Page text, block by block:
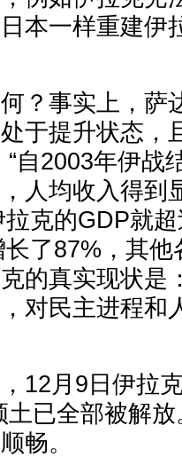
本一样重建伊
？事实上，萨
于提升状态，
自2003年伊战
人均收入得到
克的GDP就
了87%，其
的真实现状是
对民主进程和
12月9日伊拉
土已全部被解
畅。